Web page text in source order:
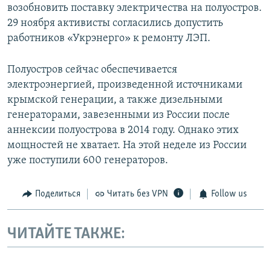
возобновить поставку электричества на полуостров.
29 ноября активисты согласились допустить
работников «Укрэнерго» к ремонту ЛЭП.
Полуостров сейчас обеспечивается
электроэнергией, произведенной источниками
крымской генерации, а также дизельными
генераторами, завезенными из России после
аннексии полуострова в 2014 году. Однако этих
мощностей не хватает. На этой неделе из России
уже поступили 600 генераторов.
Поделиться Читать без VPN Follow us
ЧИТАЙТЕ ТАКЖЕ: